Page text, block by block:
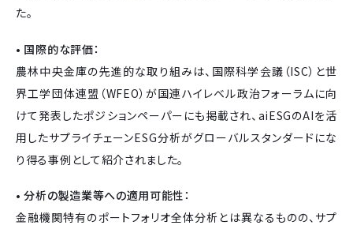
た。
• 国際的な評価：
農林中央金庫の先進的な取り組みは、国際科学会議（ISC）と世
界工学団体連盟（WFEO）が国連ハイレベル政治フォーラムに向
けて発表したポジションペーパーにも掲載され、aiESGのAIを活
用したサプライチェーンESG分析がグローバルスタンダードにな
り得る事例として紹介されました。
• 分析の製造業等への適用可能性：
金融機関特有のポートフォリオ全体分析とは異なるものの、サプ